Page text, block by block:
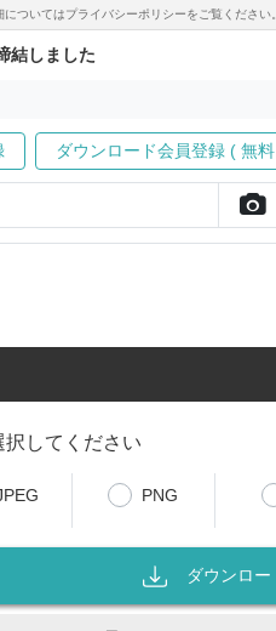
ついてはプライバシーポリシーをご覧ください
結しました
ダウンロード会員登録 ( 無
択してください
PNG
ダウンロー